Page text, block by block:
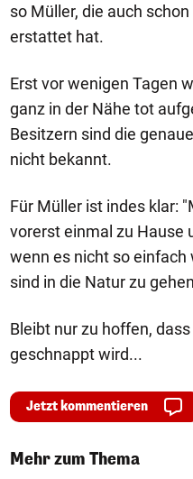
so Müller, die auch
erstattet hat.
Erst vor wenigen Tagen
ganz in der Nähe tot
Besitzern sind die
nicht bekannt.
Für Müller ist indes klar:
vorerst einmal zu Hause
wenn es nicht so einfach
sind in die Natur zu
Bleibt nur zu hoffen,
geschnappt wird...
Jetzt kommentieren
Mehr zum Thema